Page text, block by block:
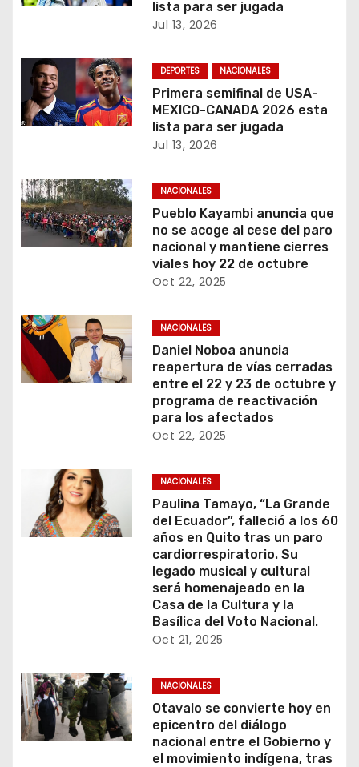
a
s
lista para ser jugada
Jul 13, 2026
DEPORTES NACIONALES
Primera semifinal de USA-
MEXICO-CANADA 2026 esta
lista para ser jugada
Jul 13, 2026
NACIONALES
Pueblo Kayambi anuncia que
no se acoge al cese del paro
nacional y mantiene cierres
viales hoy 22 de octubre
Oct 22, 2025
NACIONALES
Daniel Noboa anuncia
reapertura de vías cerradas
entre el 22 y 23 de octubre y
programa de reactivación
para los afectados
Oct 22, 2025
NACIONALES
Paulina Tamayo, “La Grande
del Ecuador”, falleció a los 60
años en Quito tras un paro
cardiorrespiratorio. Su
legado musical y cultural
será homenajeado en la
Casa de la Cultura y la
Basílica del Voto Nacional.
Oct 21, 2025
NACIONALES
Otavalo se convierte hoy en
epicentro del diálogo
nacional entre el Gobierno y
el movimiento indígena, tras